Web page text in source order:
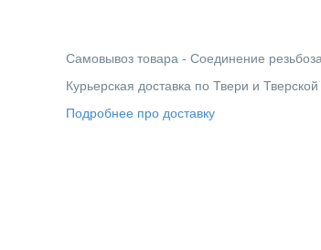
Cамовывоз товара - Соединение
Курьерская доставка по Твери и
Подробнее про доставку